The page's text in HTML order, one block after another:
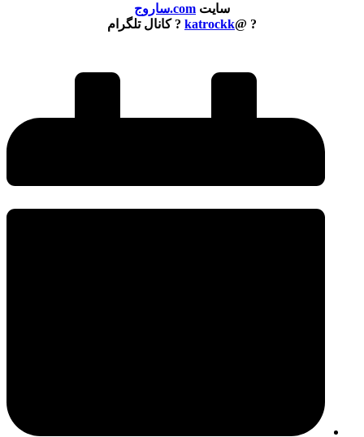
سایت com.ساروج
? @
katrockk ? کانال تلگرام